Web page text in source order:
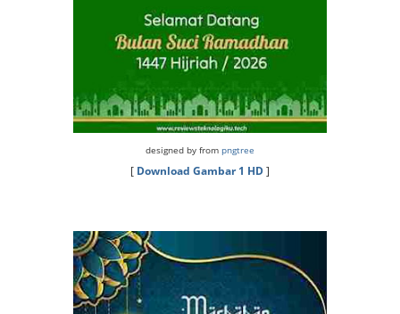
designed by from pngtree
[ Download Gambar 1 HD]